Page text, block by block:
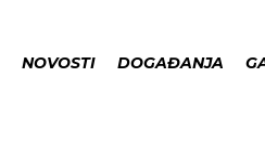
NOVOSTI DOGAĐANJA